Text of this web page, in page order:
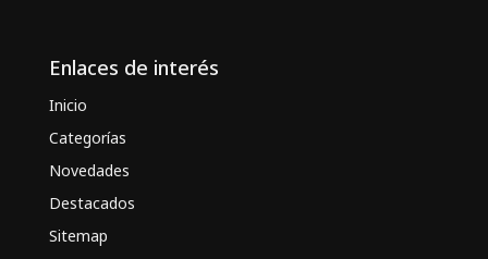
Enlaces de interés
Inicio
Categorías
Novedades
Destacados
Sitemap